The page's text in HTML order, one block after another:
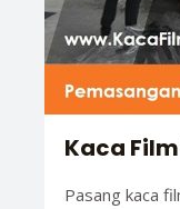
Kaca
Pasang kaca